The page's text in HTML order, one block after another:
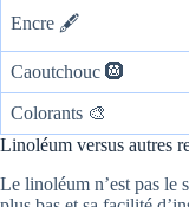
Encre 🖋️
Caoutchouc 🛞
Colorants 🎨
Linoléum versus autres
Le linoléum n’est pas le